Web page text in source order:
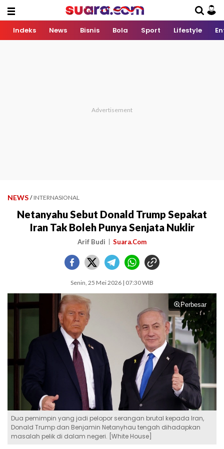
Indeks News Bisnis Bola Sport Lifestyle
NEWS / INTERNASIONAL
Netanyahu Sebut Donald Trump Sepakat
Iran Tak Boleh Punya Senjata Nuklir
Arif Budi Suara.Com
Senin, 25 Mei 2026 | 07:30 WIB
Perbesar
Dua pemimpin yang jadi pelopor serangan brutal kepada Iran,
Donald Trump dan Benjamin Netanyhau tengah dihadapkan
masalah pelik di dalam negeri. [White House]